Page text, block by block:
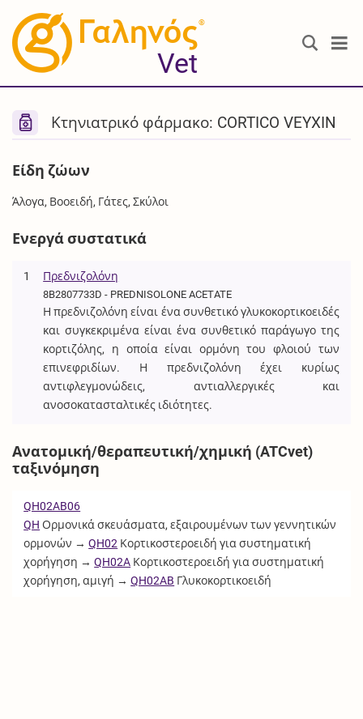
®
Vet
Κτηνιατρικό φάρμακο: CORTICO VEYXIN
Είδη ζώων
Άλογα, Βοοειδή, Γάτες, Σκύλοι
Ενεργά συστατικά
1 Πρεδνιζολόνη
8B2807733D - PREDNISOLONE ACETATE
Η πρεδνιζολόνη είναι ένα συνθετικό γλυκοκορτικοειδές
και συγκεκριμένα είναι ένα συνθετικό παράγωγο της
κορτιζόλης, η οποία είναι ορμόνη του φλοιού των
επινεφριδίων. Η πρεδνιζολόνη έχει κυρίως
αντιφλεγμονώδεις, αντιαλλεργικές και
ανοσοκατασταλτικές ιδιότητες.
Ανατομική/θεραπευτική/χημική (ATCvet)
ταξινόμηση
QH02AB06
QH Ορμονικά σκευάσματα, εξαιρουμένων των γεννητικών
ορμονών →QH02 Κορτικοστεροειδή για συστηματική
χορήγηση →QH02A Κορτικοστεροειδή για συστηματική
χορήγηση, αμιγή →QH02AB Γλυκοκορτικοειδή